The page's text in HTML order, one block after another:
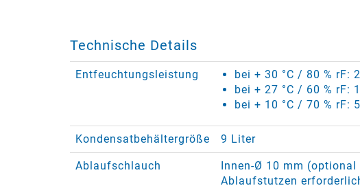
Technische Details
Entfeuchtungsleistung
bei + 30 °C / 80 % rF:
bei + 27 °C / 60 % rF:
bei + 10 °C / 70 % rF:
Kondensatbehältergröße 9 Liter
Ablaufschlauch
Innen-Ø 10 mm
Ablaufstutzen